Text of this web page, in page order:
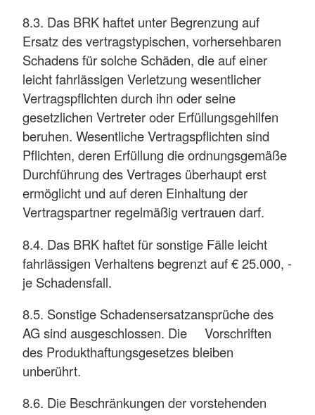
8.3. Das BRK haftet unter Begrenzung auf
Ersatz des vertragstypischen, vorhersehbaren
Schadens für solche Schäden, die auf einer
leicht fahrlässigen Verletzung wesentlicher
Vertragspflichten durch ihn oder seine
gesetzlichen Vertreter oder Erfüllungsgehilfen
beruhen. Wesentliche Vertragspflichten sind
Pflichten, deren Erfüllung die ordnungsgemäße
Durchführung des Vertrages überhaupt erst
ermöglicht und auf deren Einhaltung der
Vertragspartner regelmäßig vertrauen darf.
8.4. Das BRK haftet für sonstige Fälle leicht
fahrlässigen Verhaltens begrenzt auf € 25.000, -
je Schadensfall.
8.5. Sonstige Schadensersatzansprüche des
AG sind ausgeschlossen. Die Vorschriften
des Produkthaftungsgesetzes bleiben
unberührt.
8.6. Die Beschränkungen der vorstehenden